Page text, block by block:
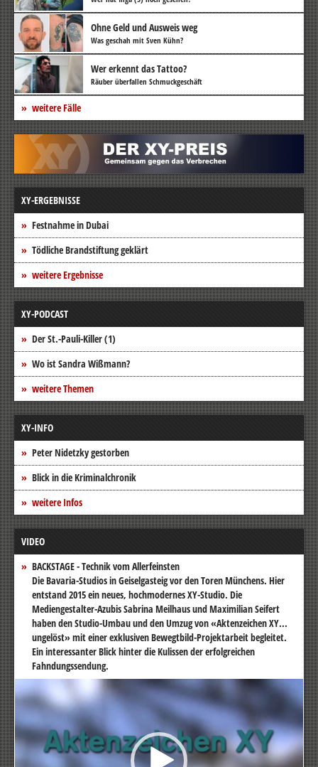
Ohne Geld und Ausweis weg
Was geschah mit Sven Kühn?
Wer erkennt das Tattoo?
Räuber überfallen Schmuckgeschäft
weitere Fälle
XY-ERGEBNISSE
Festnahme in Dubai
Tödliche Brandstiftung geklärt
weitere Ergebnisse
XY-PODCAST
Der St.-Pauli-Killer (1)
Wo ist Sandra Wißmann?
weitere Themen
XY-INFO
Peter Nidetzky gestorben
Blick in die Kriminalchronik
weitere Infos
VIDEO
BACKSTAGE - Technik vom Allerfeinsten
Die Bavaria-Studios in Geiselgasteig vor den Toren Münchens. Hier
entstand 2015 ein neues, hochmodernes XY-Studio. Die
Mediengestalter-Azubis Sabrina Meilhaus und Maximilian Seifert
haben den Studio-Umbau und den Umzug von «Aktenzeichen XY...
ungelöst» mit einer exklusiven Bewegtbild-Projektarbeit begleitet.
Ein interessanter Blick hinter die Kulissen der erfolgreichen
Fahndungssendung.
Video-
Player